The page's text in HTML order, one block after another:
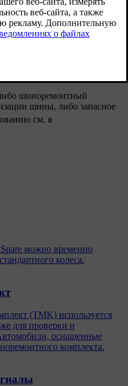
и установите треугольный
расстоянии, которое
других участников
шиноремонтный
шины, либо запасное
см. в
Spare можно временно
колеса.
(TMK) используется
для проверки и
оснащенные
комплекта.